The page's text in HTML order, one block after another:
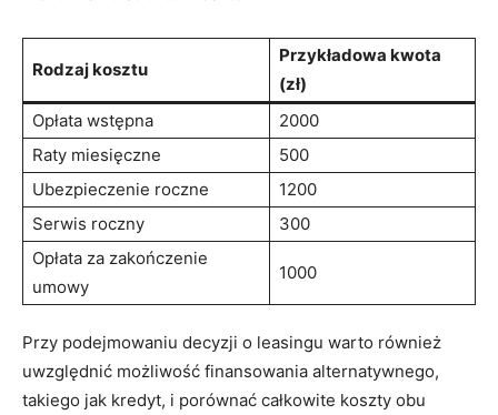
Rodzaj kosztu
Przykładowa kwota
(zł)
Opłata wstępna
2000
Raty miesięczne
500
Ubezpieczenie roczne
1200
Serwis roczny
300
Opłata za zakończenie
umowy
1000
Przy podejmowaniu decyzji o leasingu warto również
uwzględnić możliwość finansowania alternatywnego,
takiego jak kredyt, i porównać całkowite koszty obu